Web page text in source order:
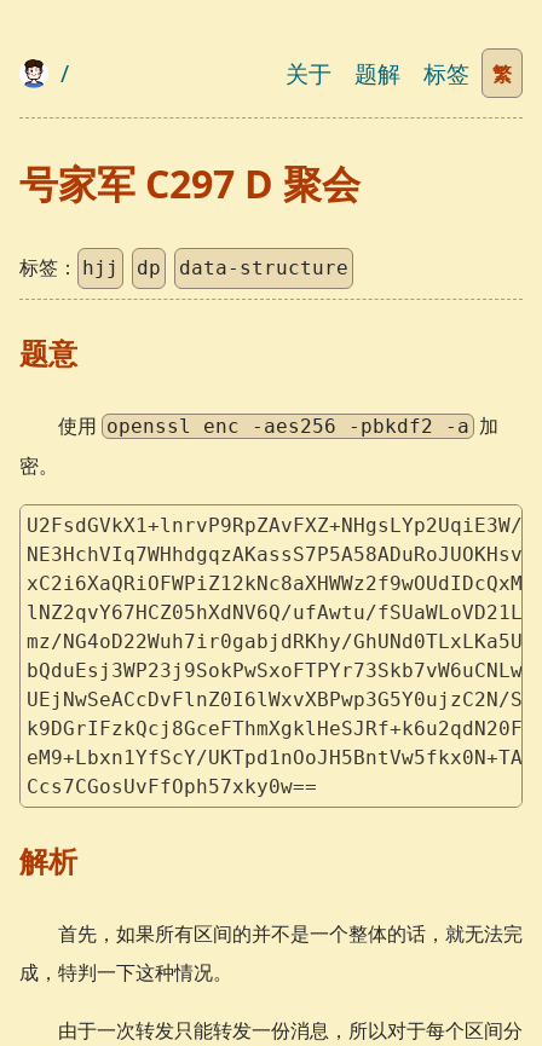
/ 关于 题解 标签 繁
号家军 C297 D 聚会
标签： hjj dp data-structure
题意
使用 openssl enc -aes256 -pbkdf2 -a 加
密。
lNZ2qvY67HCZ05hXdNV6Q/ufAwtu/
mz/NG4oD22Wuh7ir0gabjdRKhy/
UEjNwSeACcDvFlnZ0I6lWxvXBPwp3G5Y0ujzC2N/
eM9+Lbxn1YfScY/
Ccs7CGosUvFfOph57xky0w==
解析
首先，如果所有区间的并不是一个整体的话，就无法完
成，特判一下这种情况。
由于一次转发只能转发一份消息，所以对于每个区间分